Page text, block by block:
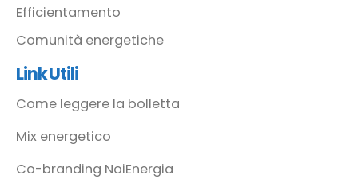
Efficientamento
Comunità energetiche
Link Utili
Come leggere la bolletta
Mix energetico
Co-branding NoiEnergia